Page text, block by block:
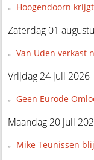
Hoogendoorn
Zaterdag 01
Van Uden verkast
Vrijdag 24 juli 2026
Geen Eurode
Maandag 20 juli
Mike Teunissen